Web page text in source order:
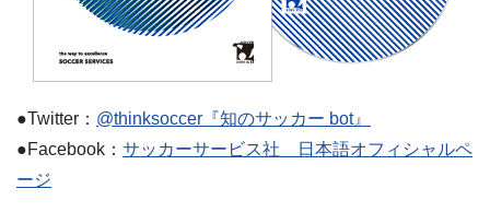
●Twitter： @thinksoccer『知のサッカー bot』
●Facebook： サッカーサービス社 日本語オフィシャルペ
ージ